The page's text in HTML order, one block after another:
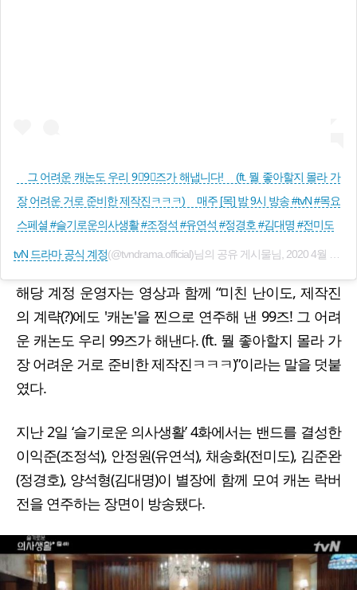
⠀ 그 어려운 캐논도 우리 9⃣9⃣즈가 해냅니다! ⠀ (ft. 뭘 좋아할지 몰라 가
장 어려운 거로 준비한 제작진ㅋㅋㅋ) ⠀ 매주 [목] 밤 9시 방송 #tvN #목요
스페셜 #슬기로운의사생활 #조정석 #유연석 #정경호 #김대명 #전미도
tvN 드라마 공식 계정(@tvndrama.official)님의 공유 게시물님, 2020 4월 3 9:32오후 PDT
해당 계정 운영자는 영상과 함께 “미친 난이도, 제작진
의 계략(?)에도 '캐논'을 찐으로 연주해 낸 99즈! 그 어려
운 캐논도 우리 99즈가 해낸다. (ft. 뭘 좋아할지 몰라 가
장 어려운 거로 준비한 제작진ㅋㅋㅋ)”이라는 말을 덧붙
였다.
지난 2일 ‘슬기로운 의사생활’ 4화에서는 밴드를 결성한
이익준(조정석), 안정원(유연석), 채송화(전미도), 김준완
(정경호), 양석형(김대명)이 별장에 함께 모여 캐논 락버
전을 연주하는 장면이 방송됐다.